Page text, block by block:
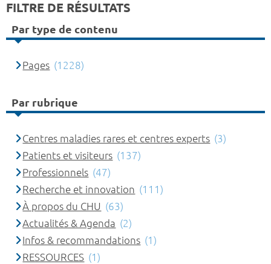
FILTRE DE RÉSULTATS
Par type de contenu
Pages (1228)
Par rubrique
Centres maladies rares et centres experts (3)
Patients et visiteurs (137)
Professionnels (47)
Recherche et innovation (111)
À propos du CHU (63)
Actualités & Agenda (2)
Infos & recommandations (1)
RESSOURCES (1)